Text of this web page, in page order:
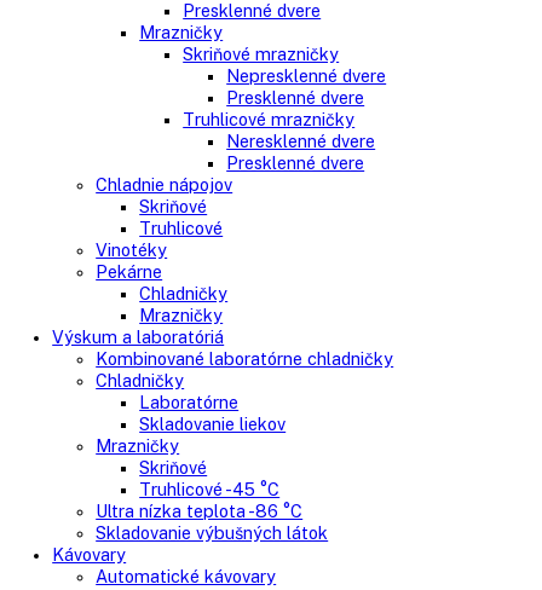
Gastro prevádzky
Kombinované chladničky
Chladničky
Nepresklenné dvere
Presklenné dvere
Mrazničky
Skriňové mrazničky
Chladnie nápojov
Skriňové
Truhlicové
Vinotéky
Pekárne
Chladničky
Mrazničky
Výskum a laboratóriá
Kombinované laboratórne chladničky
Chladničky
Laboratórne